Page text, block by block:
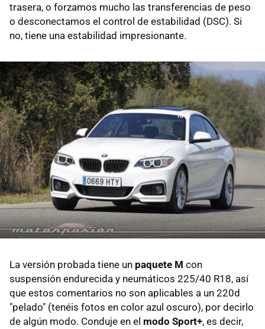
trasera, o forzamos mucho las transferencias de peso
o desconectamos el control de estabilidad (DSC). Si
no, tiene una estabilidad impresionante.
La versión probada tiene un paquete M con
suspensión endurecida y neumáticos 225/40 R18, así
que estos comentarios no son aplicables a un 220d
"pelado" (tenéis fotos en color azul oscuro), por decirlo
de algún modo. Conduje en el modo Sport+, es decir,